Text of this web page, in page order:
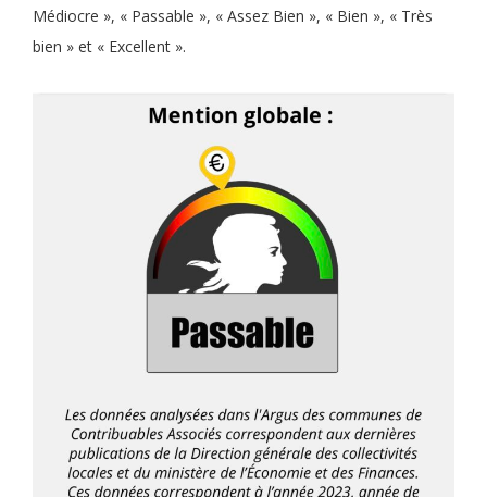
Médiocre », « Passable », « Assez Bien », « Bien », « Très
bien » et « Excellent ».